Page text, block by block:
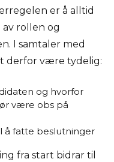
er å alltid
rollen og
I samtaler med
derfor være tydelig:
og hvorfor
være obs på
å fatte beslutninger
fra start bidrar til